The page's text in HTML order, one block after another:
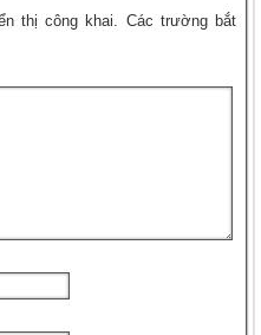
thị công khai.
Các trường bắt